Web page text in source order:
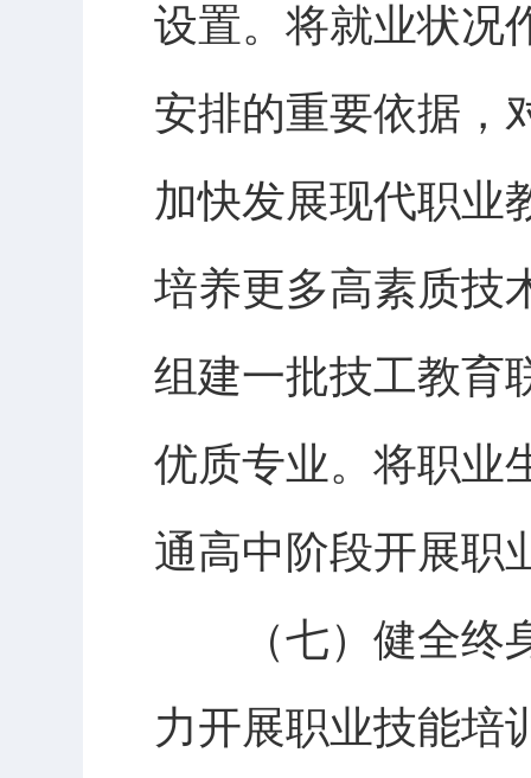
设置。将就业状况
安排的重要依据，
加快发展现代职业
培养更多高素质技
组建一批技工教育
优质专业。将职业
通高中阶段开展职
（七）健全终身
力开展职业技能培